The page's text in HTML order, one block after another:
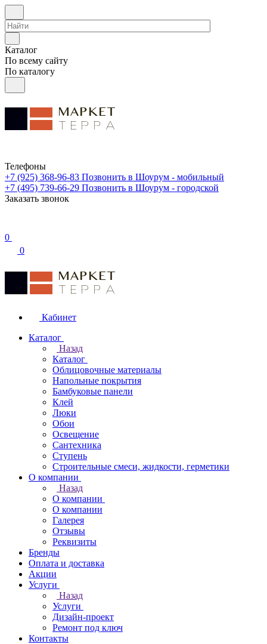
Каталог
По всему сайту
По каталогу
Телефоны
+7 (925) 368-96-83 Позвонить в Шоурум - мобильный
+7 (495) 739-66-29 Позвонить в Шоурум - городской
Заказать звонок
0
0
Кабинет
Каталог
Назад
Каталог
Облицовочные материалы
Напольные покрытия
Бамбуковые панели
Клей
Люки
Обои
Освещение
Сантехника
Ступень
Строительные смеси, жидкости, герметики
О компании
Назад
О компании
О компании
Галерея
Отзывы
Реквизиты
Бренды
Оплата и доставка
Акции
Услуги
Назад
Услуги
Дизайн-проект
Ремонт под ключ
Контакты